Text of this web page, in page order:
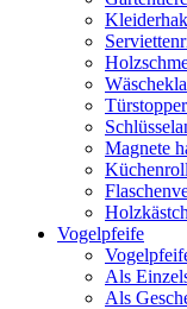
Magnete
Vogelpfeife
Als
Als